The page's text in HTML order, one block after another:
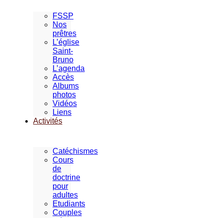
FSSP
Nos
prêtres
L’église
Saint-
Bruno
L’agenda
Accès
Albums
photos
Vidéos
Liens
Activités
Catéchismes
Cours
de
doctrine
pour
adultes
Etudiants
Couples